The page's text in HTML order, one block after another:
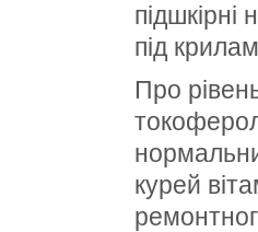
під
Про
курей